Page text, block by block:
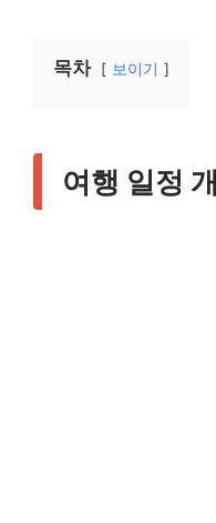
목차 보이기
여행 일정